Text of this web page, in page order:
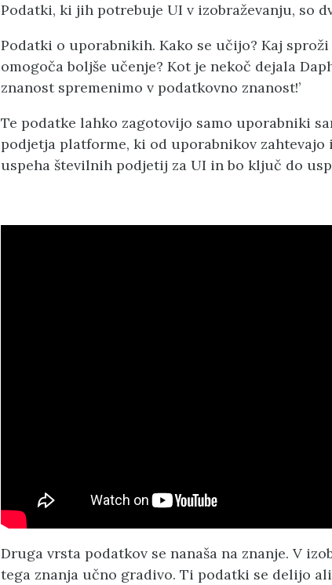
Podatki, ki jih potrebuje UI v izobraževanju, so
Podatki o uporabnikih. Kako se učijo? Kaj
omogoča boljše učenje? Kot je nekoč dejala
znanost spremenimo v podatkovno znanost!’
Te podatke lahko zagotovijo samo uporabniki
podjetja platforme, ki od uporabnikov
uspeha številnih podjetij za UI in bo ključ do
Druga vrsta podatkov se nanaša na znanje. V
tega znanja učno gradivo. Ti podatki se delijo